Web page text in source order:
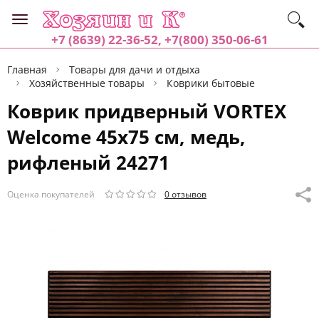
+7 (8639) 22-36-52, +7(800) 350-06-61
Главная
Товары для дачи и отдыха
Хозяйственные товары
Коврики бытовые
Коврик придверный VORTEX
Welcome 45х75 см, медь,
рифленый 24271
Оценка покупателей 0 отзывов